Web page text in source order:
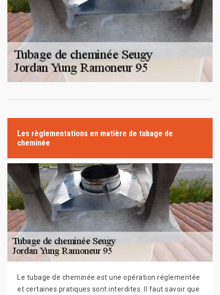
Les règlementations en matière de tubage de
cheminée
Le tubage de cheminée est une opération réglementée
et certaines pratiques sont interdites. Il faut savoir que